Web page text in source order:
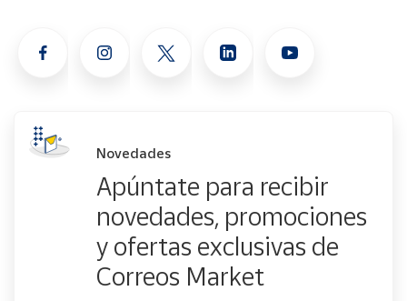
Novedades
Apúntate para recibir
novedades, promociones
y ofertas exclusivas de
Correos Market